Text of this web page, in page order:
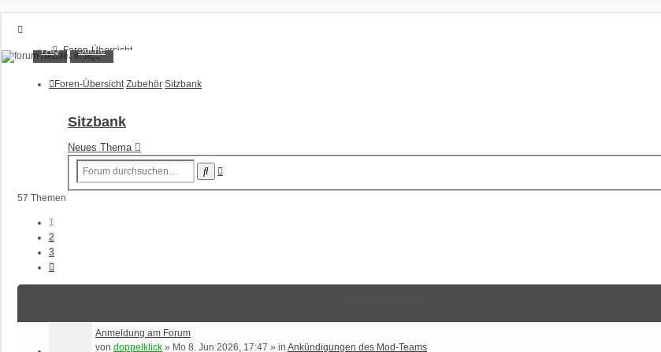
Foren-Übersicht
FAQ
Unbeantwortete Themen
Registrieren
XT1200Z-Forum
FAQ Suche
Foren-Übersicht Zubehör Sitzbank
Sitzbank
Neues Thema
Suche
57 Themen
1
2
3
Anmeldung am Forum
von doppelklick » Mo 8. Jun 2026, 17:47 » in Ankündigungen des Mod-Teams